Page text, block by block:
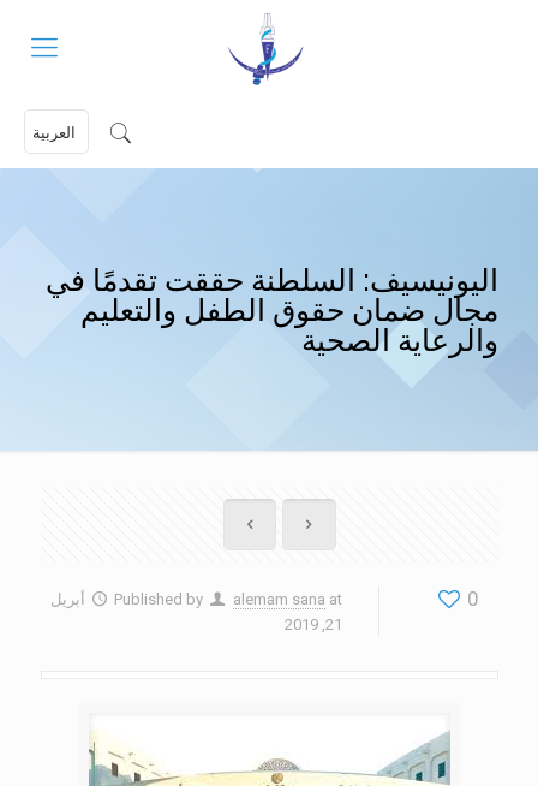
العربية
اليونيسيف: السلطنة حققت تقدمًا في
مجال ضمان حقوق الطفل والتعليم
والرعاية الصحية
0
Published by alemam sana at
أبريل
21, 2019